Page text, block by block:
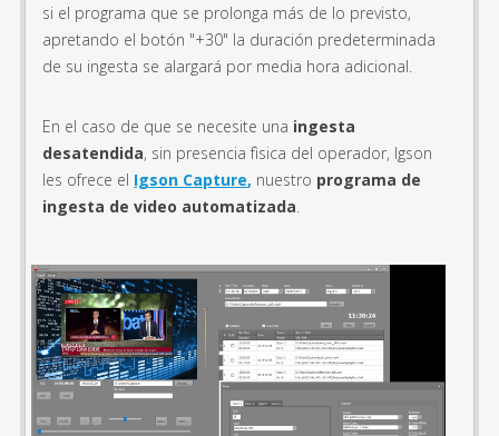
si el programa que se prolonga más de lo previsto,
apretando el botón "+30" la duración predeterminada
de su ingesta se alargará por media hora adicional.
En el caso de que se necesite una ingesta
desatendida, sin presencia fìsica del operador, Igson
les ofrece el Igson Capture, nuestro programa de
ingesta de video automatizada